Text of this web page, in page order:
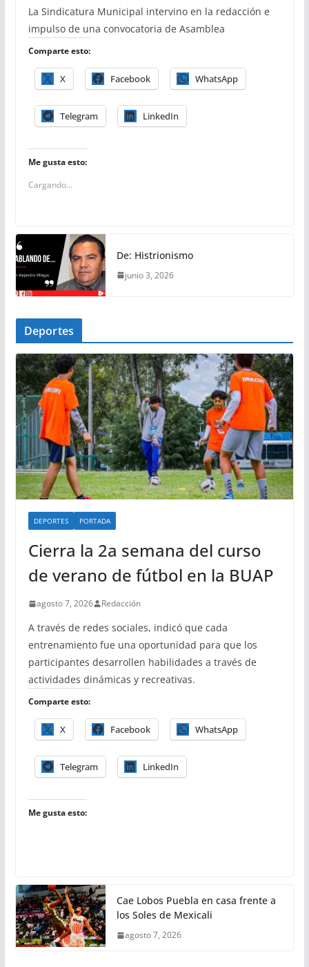
La Sindicatura Municipal intervino en la redacción e
impulso de una convocatoria de Asamblea
Comparte esto:
X Facebook WhatsApp
Telegram LinkedIn
Me gusta esto:
Cargando...
De: Histrionismo
junio 3, 2026
Deportes
DEPORTES PORTADA
Cierra la 2a semana del curso
de verano de fútbol en la BUAP
agosto 7, 2026 Redacción
A través de redes sociales, indicó que cada
entrenamiento fue una oportunidad para que los
participantes desarrollen habilidades a través de
actividades dinámicas y recreativas.
Comparte esto:
X Facebook WhatsApp
Telegram LinkedIn
Me gusta esto:
Cae Lobos Puebla en casa frente a
los Soles de Mexicali
agosto 7, 2026